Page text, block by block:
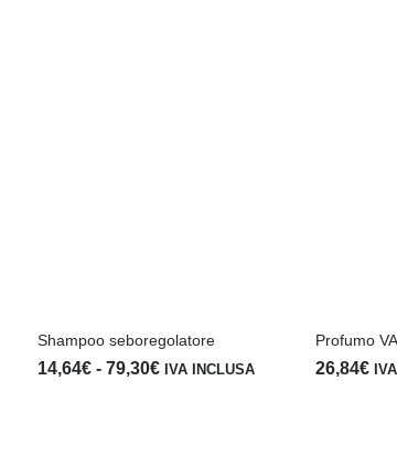
Shampoo seboregolatore
14,64€ - 79,30€Fascia
IVA INCLUSA
Profumo
26,84€